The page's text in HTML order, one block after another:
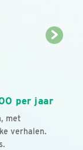
per jaar
met
verhalen.